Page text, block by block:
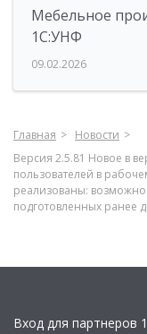
Мебельное
1С:УНФ
09.02.2026
Главная
Новости
Версия 2.5.81 Новое в
пользователей в
реализованы:
подготовленных ранее
Вход для партнеров